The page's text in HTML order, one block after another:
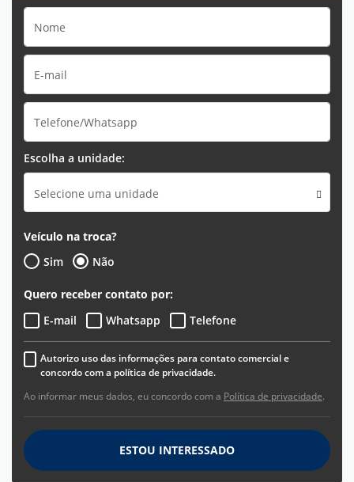
Escolha a unidade:
Selecione uma unidade
Veículo na troca?
Sim
Não
Quero receber contato por:
E-mail
Whatsapp Telefone
Autorizo uso das informações para contato comercial e
concordo com a política de privacidade.
Ao informar meus dados, eu concordo com a Política de privacidade.
ESTOU INTERESSADO